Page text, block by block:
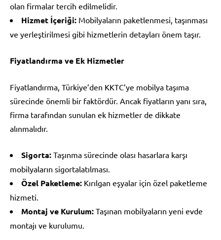
olan firmalar tercih edilmelidir.
Hizmet İçeriği: Mobilyaların paketlenmesi, taşınması
ve yerleştirilmesi gibi hizmetlerin detayları önem taşır.
Fiyatlandırma ve Ek Hizmetler
Fiyatlandırma, Türkiye’den KKTC’ye mobilya taşıma
sürecinde önemli bir faktördür. Ancak fiyatların yanı sıra,
firma tarafından sunulan ek hizmetler de dikkate
alınmalıdır.
Sigorta: Taşınma sürecinde olası hasarlara karşı
mobilyaların sigortalatılması.
Özel Paketleme: Kırılgan eşyalar için özel paketleme
hizmeti.
Montaj ve Kurulum: Taşınan mobilyaların yeni evde
montajı ve kurulumu.